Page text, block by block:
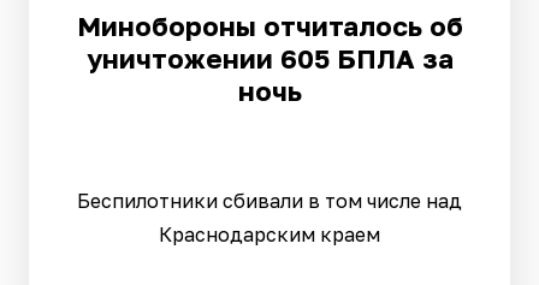
Минобороны отчиталось об
уничтожении 605 БПЛА за
ночь
Беспилотники сбивали в том числе над
Краснодарским краем